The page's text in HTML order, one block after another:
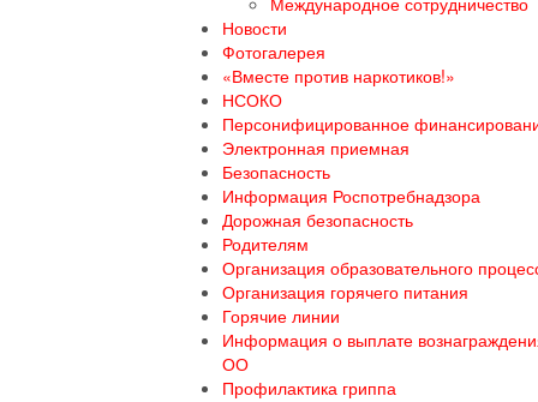
Новости
Фотогалерея
«Вместе против наркотиков!»
НСОКО
Персонифицированное
Электронная приемная
Безопасность
Информация Роспотребнадзора
Дорожная безопасность
Родителям
Организация образовательного
Организация горячего питания
Горячие линии
Информация о выплате
ОО
Профилактика гриппа